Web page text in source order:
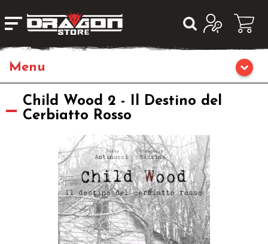
Giochi da Tavolo
Fumetti & Romanzi
Giochi di Carte Collezionabili
Child Wood 2 - Il Destino del
Cerbiatto Rosso